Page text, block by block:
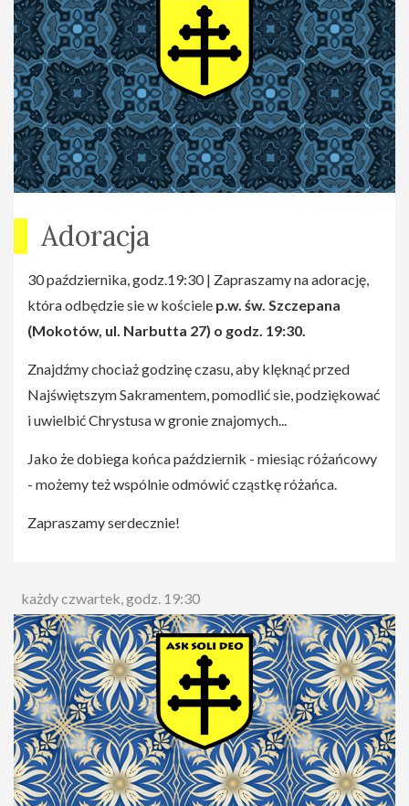
Adoracja
30 października, godz.19:30 | Zapraszamy na adorację,
która odbędzie sie w kościele p.w. św. Szczepana
(Mokotów, ul. Narbutta 27) o godz. 19:30.
Znajdźmy chociaż godzinę czasu, aby klęknąć przed
Najświętszym Sakramentem, pomodlić sie, podziękować
i uwielbić Chrystusa w gronie znajomych...
Jako że dobiega końca październik - miesiąc różańcowy
- możemy też wspólnie odmówić cząstkę różańca.
Zapraszamy serdecznie!
każdy czwartek, godz. 19:30